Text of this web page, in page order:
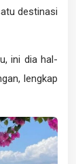
destinasi
ini dia hal-
lengkap